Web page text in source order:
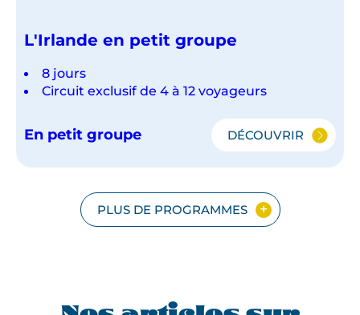
L'Irlande en petit groupe
8 jours
Circuit exclusif de 4 à 12 voyageurs
En petit groupe DÉCOUVRIR
L'IRLANDE
GROUPE
PLUS DE PROGRAMMES